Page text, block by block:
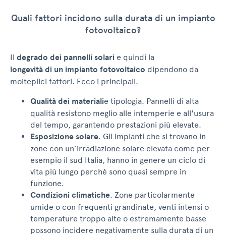
Quali fattori incidono sulla durata di un impianto
fotovoltaico?
Il degrado dei pannelli solari e quindi la
longevità di un impianto fotovoltaico dipendono da
molteplici fattori. Ecco i principali.
Qualità dei materialie tipologia. Pannelli di alta
qualità resistono meglio alle intemperie e all'usura
del tempo, garantendo prestazioni più elevate.
Esposizione solare. Gli impianti che si trovano in
zone con un’irradiazione solare elevata come per
esempio il sud Italia, hanno in genere un ciclo di
vita più lungo perché sono quasi sempre in
funzione.
Condizioni climatiche. Zone particolarmente
umide o con frequenti grandinate, venti intensi o
temperature troppo alte o estremamente basse
possono incidere negativamente sulla durata di un